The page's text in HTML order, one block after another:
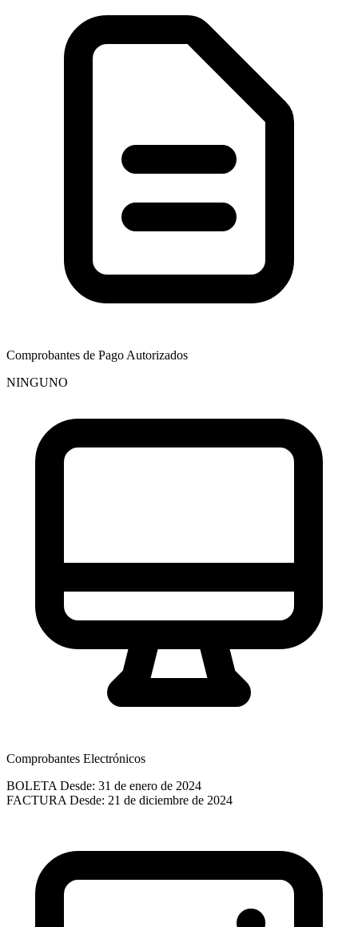
Comprobantes de Pago Autorizados
NINGUNO
Comprobantes Electrónicos
BOLETA Desde: 31 de enero de 2024
FACTURA Desde: 21 de diciembre de 2024